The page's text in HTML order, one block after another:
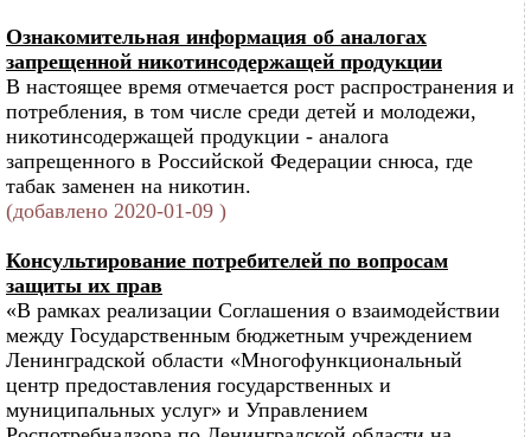
Ознакомительная информация об аналогах
запрещенной никотинсодержащей продукции
В настоящее время отмечается рост распространения и
потребления, в том числе среди детей и молодежи,
никотинсодержащей продукции - аналога
запрещенного в Российской Федерации снюса, где
табак заменен на никотин.
(добавлено 2020-01-09 )
Консультирование потребителей по вопросам
защиты их прав
«В рамках реализации Соглашения о взаимодействии
между Государственным бюджетным учреждением
Ленинградской области «Многофункциональный
центр предоставления государственных и
муниципальных услуг» и Управлением